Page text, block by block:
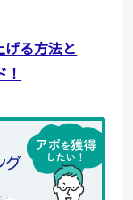
る方法と